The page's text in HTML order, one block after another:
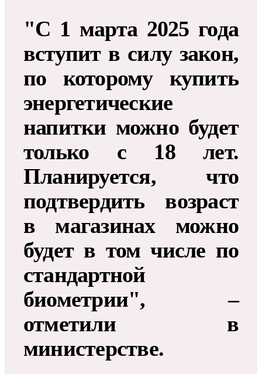
"С 1 марта 2025 года
вступит в силу закон,
по которому купить
энергетические
напитки можно будет
только с 18 лет.
Планируется, что
подтвердить возраст
в магазинах можно
будет в том числе по
стандартной
биометрии", –
отметили в
министерстве.